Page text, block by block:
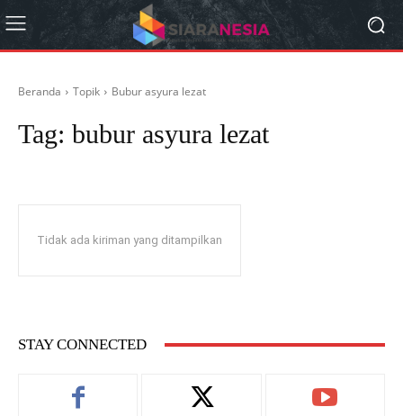
Beranda Topik Bubur asyura lezat
Tag: bubur asyura lezat
Tidak ada kiriman yang ditampilkan
STAY CONNECTED